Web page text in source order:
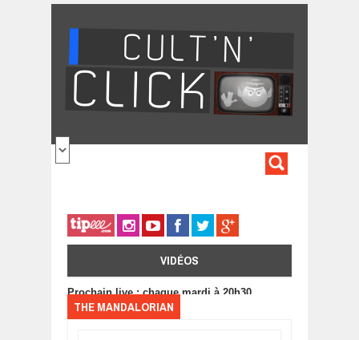
VIDÉOS
Prochain live : chaque mardi à 20h30
THE MANDALORIAN